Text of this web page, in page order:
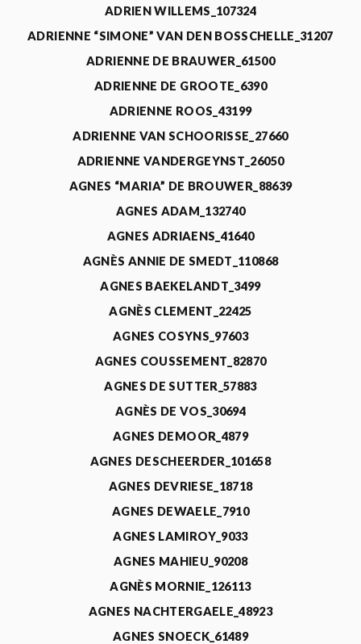
ADRIEN WILLEMS_107324
ADRIENNE “SIMONE” VAN DEN BOSSCHELLE_31207
ADRIENNE DE BRAUWER_61500
ADRIENNE DE GROOTE_6390
ADRIENNE ROOS_43199
ADRIENNE VAN SCHOORISSE_27660
ADRIENNE VANDERGEYNST_26050
AGNES “MARIA” DE BROUWER_88639
AGNES ADAM_132740
AGNES ADRIAENS_41640
AGNÈS ANNIE DE SMEDT_110868
AGNES BAEKELANDT_3499
AGNÈS CLEMENT_22425
AGNES COSYNS_97603
AGNES COUSSEMENT_82870
AGNES DE SUTTER_57883
AGNÈS DE VOS_30694
AGNES DEMOOR_4879
AGNES DESCHEERDER_101658
AGNES DEVRIESE_18718
AGNES DEWAELE_7910
AGNES LAMIROY_9033
AGNES MAHIEU_90208
AGNÈS MORNIE_126113
AGNES NACHTERGAELE_48923
AGNES SNOECK_61489